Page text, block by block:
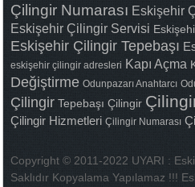
Çilingir Numarası Eskişehir
Eskişehir Çilingir Servisi
Eskişehir Çilingir Tepebaşı
eskişehir çilingir adresleri Kapı Açma
Değiştirme Odunpazarı Anahtarcı
Çilingir Tepebaşı Çilingir
Çilingir Hizmetleri Çilingir Numarası
Copyright © 2011-2022 UYARI :
Saklıdır Kopyalama Yapılamaz !!!